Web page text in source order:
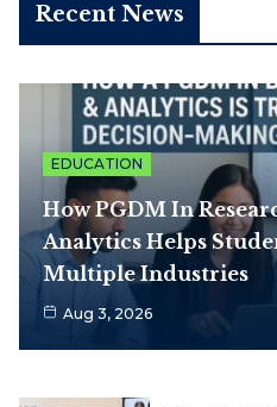
Recent News
EDUCATION
How PGDM In
Analytics Helps
Multiple Industries
Aug 3, 2026